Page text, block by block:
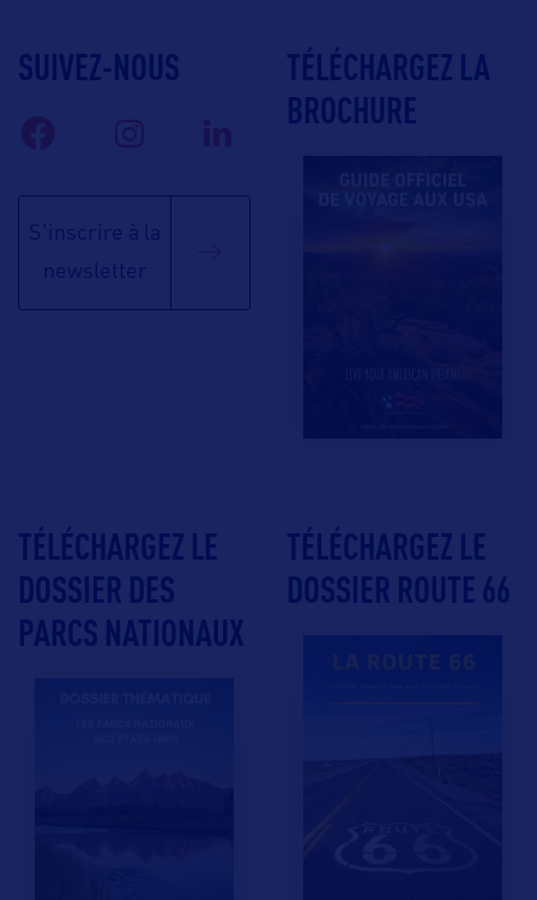
SUIVEZ-NOUS
S'inscrire à la
newsletter
TÉLÉCHARGEZ LA
BROCHURE
TÉLÉCHARGEZ LE
DOSSIER DES
PARCS NATIONAUX
TÉLÉCHARGEZ LE
DOSSIER ROUTE 66